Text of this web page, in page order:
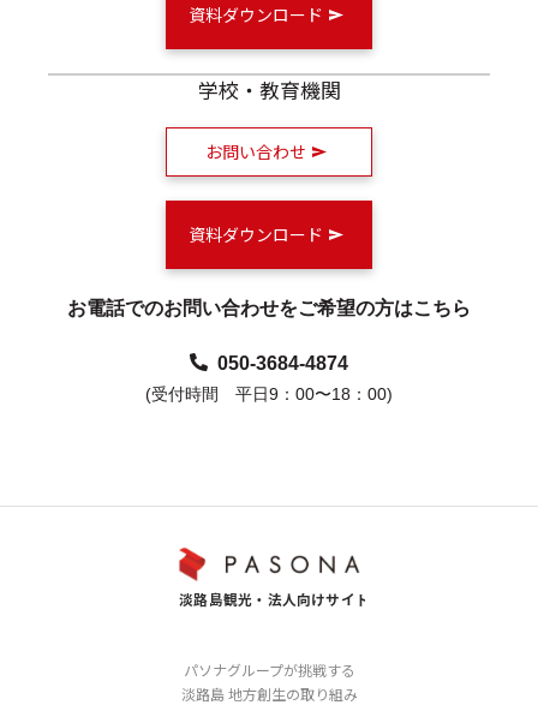
資料ダウンロード
学校・教育機関
お問い合わせ
資料ダウンロード
お電話でのお問い合わせをご希望の方はこちら
050-3684-4874
(受付時間 平日9：00〜18：00)
パソナグループが挑戦する
淡路島 地方創生の取り組み